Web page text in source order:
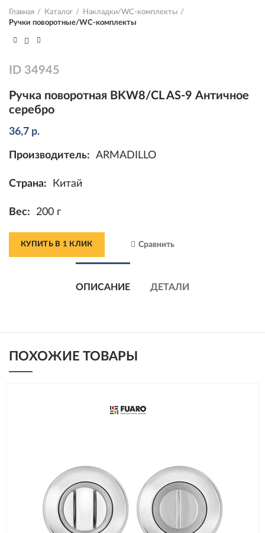
Главная Каталог
Накладки/WC-комплекты
Ручки поворотные/WC-комплекты
ID 34945
Ручка поворотная BKW8/CL AS-9 Античное
серебро
36,7 р.
Производитель: ARMADILLO
Страна: Китай
Вес: 200 г
КУПИТЬ В 1 КЛИК Сравнить
ОПИСАНИЕ ДЕТАЛИ
ПОХОЖИЕ ТОВАРЫ